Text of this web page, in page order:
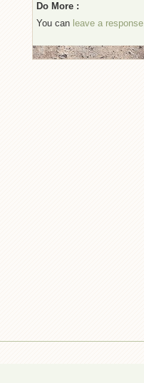
Do More :
You can leave a response.